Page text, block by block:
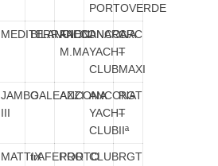
PORTOVERDE
MEDITERRANEO
BILANCIONI
FALCONARA
M.MA
ANCONA
YACHT
CLUB
CRC
–
MAXI
JAMBO
III
GALEAZZIANCONAANCONA
YACHT
CLUB
RGT
–
IIª
MATTIXtrAFERRO
PORTOCLUBRGT